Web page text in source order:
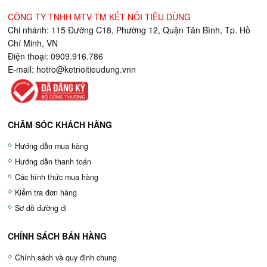
CÔNG TY TNHH MTV TM KẾT NỐI TIÊU DÙNG
Chi nhánh: 115 Đường C18, Phường 12, Quận Tân Bình, Tp. Hồ
Chí Minh, VN
Điện thoại: 0909.916.786
E-mail: hotro@ketnoitieudung.vnn
CHĂM SÓC KHÁCH HÀNG
Hướng dẫn mua hàng
Hướng dẫn thanh toán
Các hình thức mua hàng
Kiểm tra đơn hàng
Sơ đồ đường đi
CHÍNH SÁCH BÁN HÀNG
Chính sách và quy định chung